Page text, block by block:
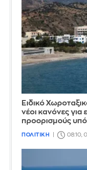
Ειδικό
νέοι κανόνες για
προορισμούς υπό
ΠΟΛΙΤΙΚΗ 08:10,